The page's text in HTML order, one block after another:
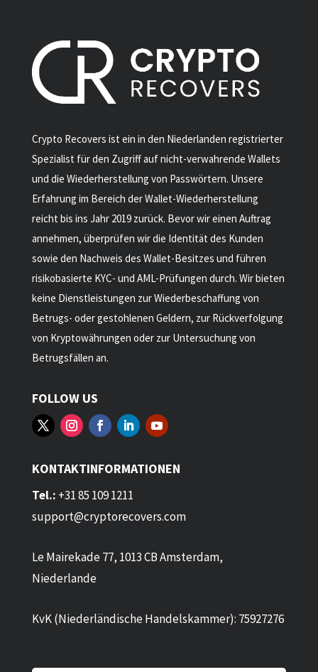
Crypto Recovers ist ein in den Niederlanden registrierter
Spezialist für den Zugriff auf nicht-verwahrende Wallets
und die Wiederherstellung von Passwörtern. Unsere
Erfahrung im Bereich der Wallet-Wiederherstellung
reicht bis ins Jahr 2019 zurück. Bevor wir einen Auftrag
annehmen, überprüfen wir die Identität des Kunden
sowie den Nachweis des Wallet-Besitzes und führen
risikobasierte KYC- und AML-Prüfungen durch. Wir bieten
keine Dienstleistungen zur Wiederbeschaffung von
Betrugs- oder gestohlenen Geldern, zur Rückverfolgung
von Kryptowährungen oder zur Untersuchung von
Betrugsfällen an.
FOLLOW US
KONTAKTINFORMATIONEN
Tel.: +31 85 109 1211
support@cryptorecovers.com
Le Mairekade 77, 1013 CB Amsterdam,
Niederlande
KvK (Niederländische Handelskammer): 75927276